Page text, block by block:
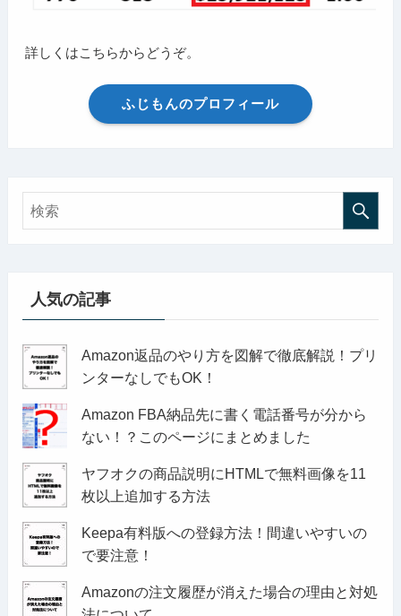
詳しくはこちらからどうぞ。
ふじもんのプロフィール
人気の記事
Amazon返品のやり方を図解で徹底解説！プリ
ンターなしでもOK！
Amazon FBA納品先に書く電話番号が分から
ない！？このページにまとめました
ヤフオクの商品説明にHTMLで無料画像を11
枚以上追加する方法
Keepa有料版への登録方法！間違いやすいの
で要注意！
Amazonの注文履歴が消えた場合の理由と対処